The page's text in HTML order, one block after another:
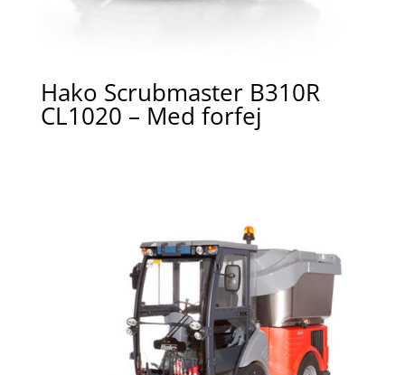
Hako Scrubmaster B310R
CL1020 – Med forfej